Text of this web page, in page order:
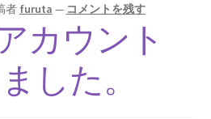
者 furuta — コメントを残す
カウント
した。